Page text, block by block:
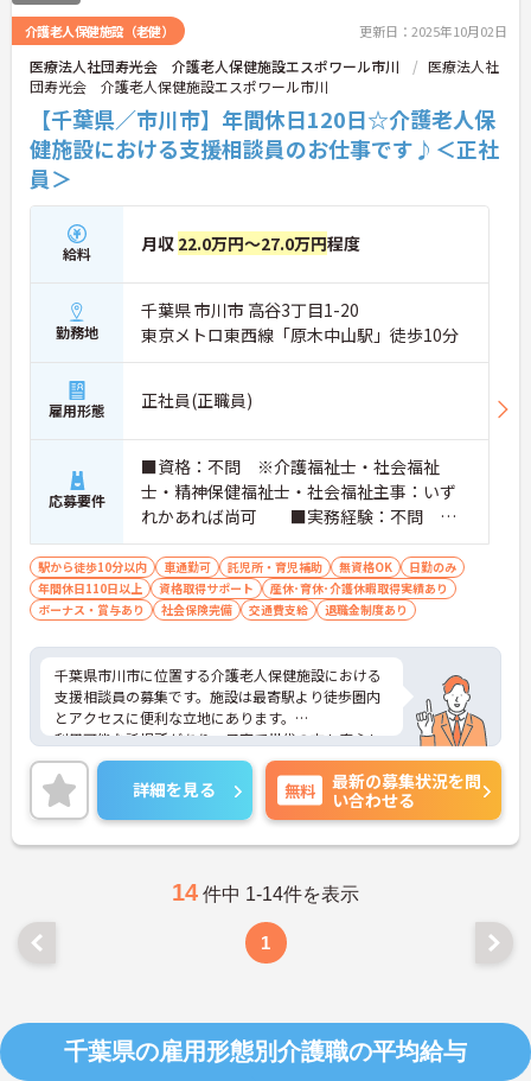
介護老人保健施設（老健） 更新日：2025年10月02日
医療法人社団寿光会 介護老人保健施設エスポワール市川
医療法人社
団寿光会 介護老人保健施設エスポワール市川
【千葉県／市川市】年間休日120日☆介護老人保
健施設における支援相談員のお仕事です♪＜正社
員＞
給料 月収 22.0万円～27.0万円程度
勤務地
千葉県 市川市 高谷3丁目1-20
東京メトロ東西線「原木中山駅」徒歩10分
雇用形態 正社員(正職員)
応募要件
■資格：不問 ※介護福祉士・社会福祉
士・精神保健福祉士・社会福祉主事：いず
れかあれば尚可 ■実務経験：不問 ※
業務経験あれば尚可 ■普通自動車免許
あれば尚可（AT限定可）：あれば尚可
駅から徒歩10分以内 車通勤可 託児所・育児補助 無資格OK
日勤のみ
年間休日110日以上
資格取得サポート
産休･育休･介護休暇取得実績あり
ボーナス・賞与あり
社会保険完備 交通費支給 退職金制度あり
千葉県市川市に位置する介護老人保健施設における
支援相談員の募集です。施設は最寄駅より徒歩圏内
とアクセスに便利な立地にあります。
利用可能な託児所があり、子育て世代の方も安心し
てご勤務いただけます。また、年間休日は120日も
あり、プライベートを大切にしながらご勤務いただ
けます。
ご興味のある方には、面接対策ポイントなど、さら
に詳細をお話しいたしますのでお気軽にご相談くだ
詳細を見る 無料
最新の募集状況を問
い合わせる
14 件中 1-14件を表示
1
千葉県の雇用形態別介護職の平均給与